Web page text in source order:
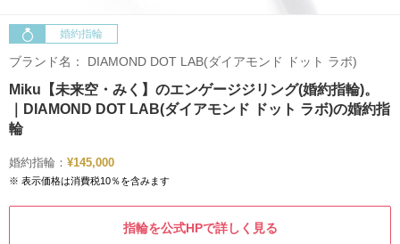
婚約指輪
ブランド名： DIAMOND DOT LAB(ダイアモンド ドット ラボ)
Miku【未来空・みく】のエンゲージジリング(婚約指輪)。
｜DIAMOND DOT LAB(ダイアモンド ドット ラボ)の婚約指
輪
婚約指輪： ¥145,000
※ 表示価格は消費税10％を含みます
指輪を公式HPで詳しく見る